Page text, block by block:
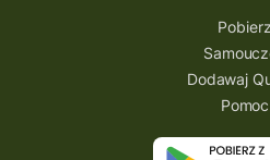
Pobierz
Dodawaj
Pomoc